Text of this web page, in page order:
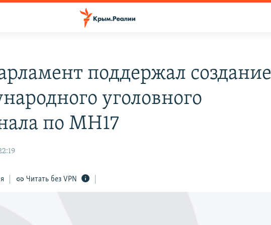
поддержал создание
уголовного
по MH17
Читать без VPN